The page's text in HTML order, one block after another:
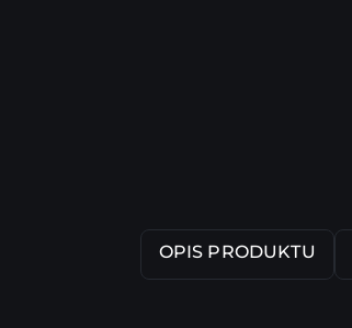
OPIS PRODUKTU